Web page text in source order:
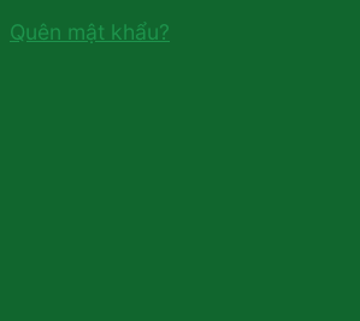
Quên mật khẩu?